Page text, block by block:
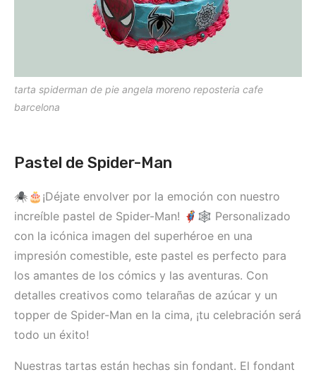
tarta spiderman de pie angela moreno reposteria cafe
barcelona
Pastel de Spider-Man
🕷️🎂¡Déjate envolver por la emoción con nuestro
increíble pastel de Spider-Man! 🦸‍♂️🕸️ Personalizado
con la icónica imagen del superhéroe en una
impresión comestible, este pastel es perfecto para
los amantes de los cómics y las aventuras. Con
detalles creativos como telarañas de azúcar y un
topper de Spider-Man en la cima, ¡tu celebración será
todo un éxito!
Nuestras tartas están hechas sin fondant. El fondant